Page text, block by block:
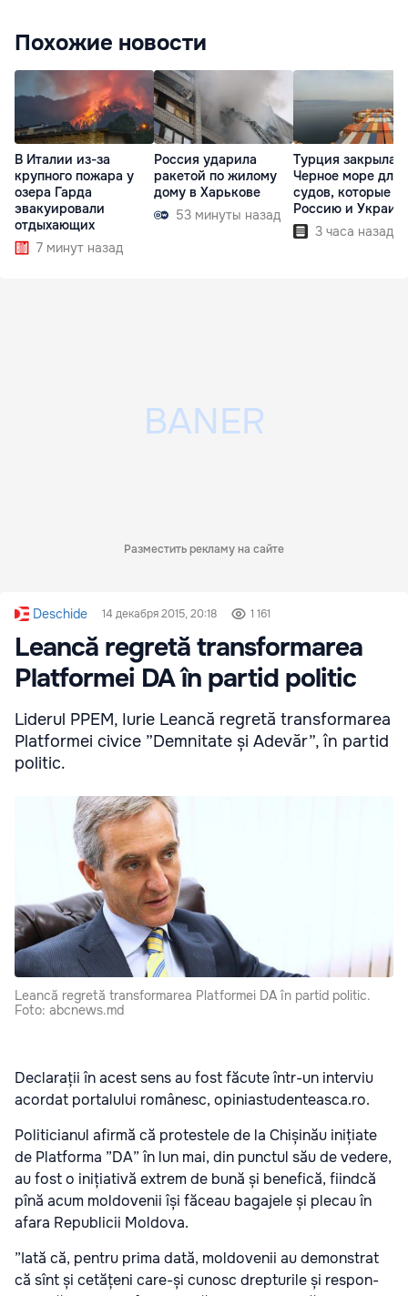
Похожие новости
В Италии из-за
крупного пожара у
озера Гарда
эвакуировали
отдыхающих
7 минут назад
Россия ударила
ракетой по жилому
дому в Харькове
53 минуты назад
Турция закрыла
Черное море для
судов, которые
Россию и
3 часа назад
Разместить рекламу на сайте
Deschide 14 декабря 2015, 20:18 1 161
Leancă regretă transformarea
Platformei DA în partid politic
Liderul PPEM, Iurie Leancă regretă transformarea
Platformei civice ”Demnitate și Adevăr”, în partid
politic.
Leancă regretă transformarea Platformei DA în partid politic.
Foto: abcnews.md
Declarații în acest sens au fost făcute într-un interviu
acordat portalului românesc, opiniastudenteasca.ro.
Politicianul afirmă că protestele de la Chișinău inițiate
de Platforma ”DA” în lun mai, din punctul său de vedere,
au fost o inițiativă extrem de bună și be­ne­fică, fiindcă
pînă acum moldo­ve­nii își făceau bagajele și plecau în
afara Republicii Moldova.
”Iată că, pentru prima dată, moldovenii au demonstrat
că sînt și cetățeni ca­re-și cunosc drepturile și respon­